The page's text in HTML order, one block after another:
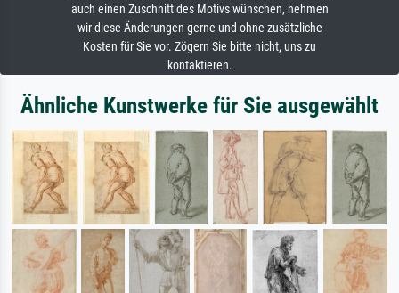
auch einen Zuschnitt des Motivs wünschen, nehmen
wir diese Änderungen gerne und ohne zusätzliche
Kosten für Sie vor. Zögern Sie bitte nicht, uns zu
kontaktieren.
Ähnliche Kunstwerke für Sie ausgewählt